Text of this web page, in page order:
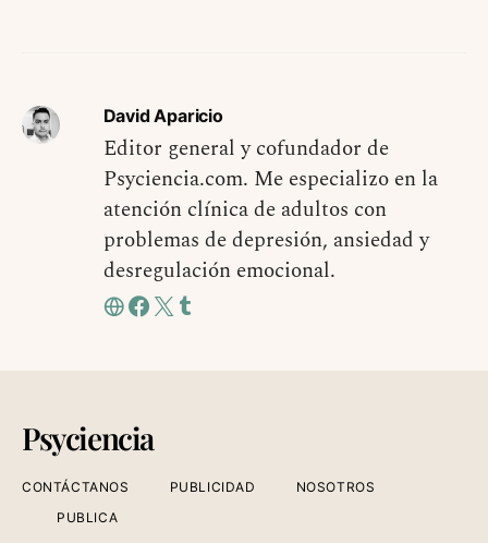
David Aparicio
Editor general y cofundador de
Psyciencia.com. Me especializo en la
atención clínica de adultos con
problemas de depresión, ansiedad y
desregulación emocional.
Psyciencia
CONTÁCTANOS PUBLICIDAD
NOSOTROS
PUBLICA